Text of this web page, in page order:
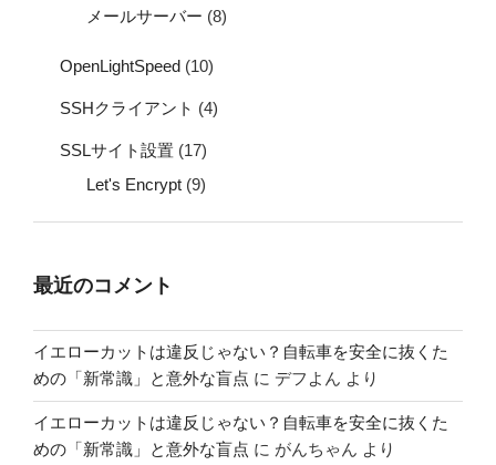
メールサーバー (8)
OpenLightSpeed (10)
SSHクライアント (4)
SSLサイト設置 (17)
Let's Encrypt (9)
最近のコメント
イエローカットは違反じゃない？自転車を安全に抜くた
めの「新常識」と意外な盲点 に デフよん より
イエローカットは違反じゃない？自転車を安全に抜くた
めの「新常識」と意外な盲点 に がんちゃん より